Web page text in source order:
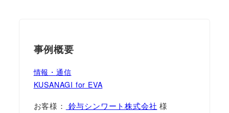
事例概要
情報・通信
KUSANAGI for EVA
お客様： 鈴与シンワート株式会社 様